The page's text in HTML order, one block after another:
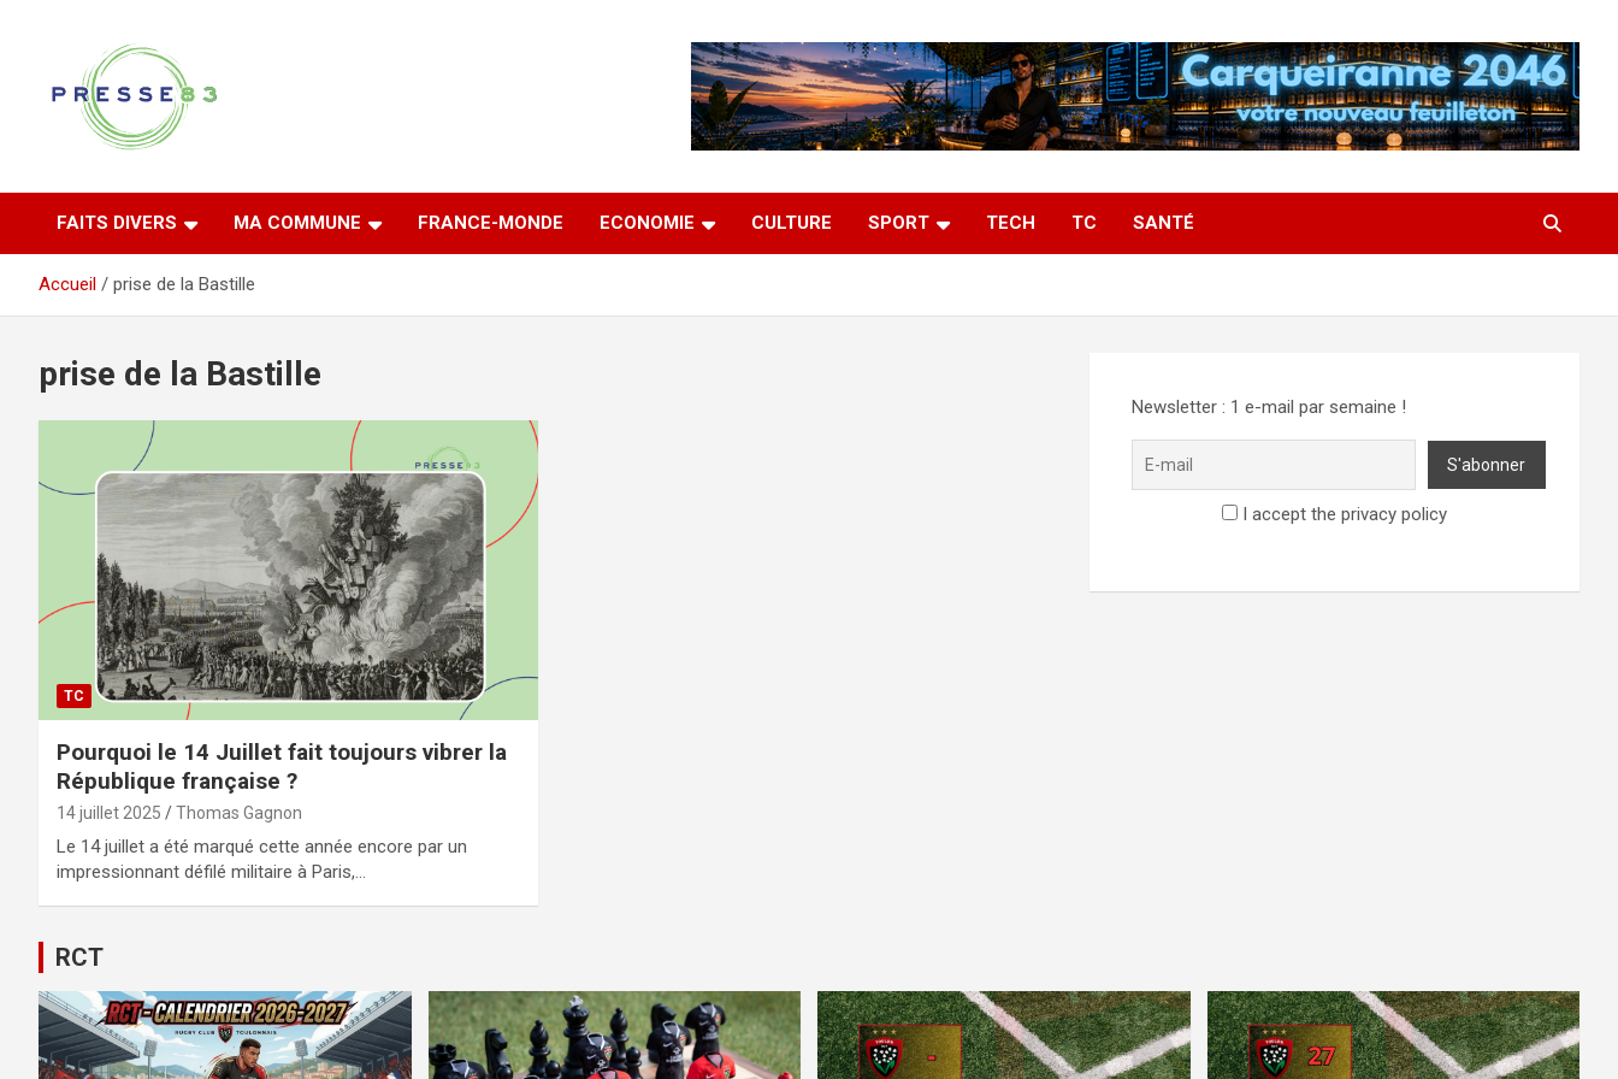
Presse 83
FAITS DIVERS MA COMMUNE FRANCE-MONDE ECONOMIE CULTURE SPORT TECH TC SANTÉ
Accueil prise de la Bastille
prise de la Bastille
TC
Pourquoi le 14 Juillet fait toujours vibrer la
République française ?
14 juillet 2025 Thomas Gagnon
Le 14 juillet a été marqué cette année encore par un
impressionnant défilé militaire à Paris,…
Newsletter : 1 e-mail par semaine !
I accept the privacy policy
RCT